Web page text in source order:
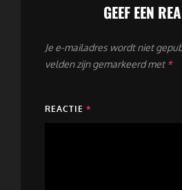
GEEF EEN
Je e-mailadres wordt niet
velden zijn gemarkeerd met *
REACTIE *